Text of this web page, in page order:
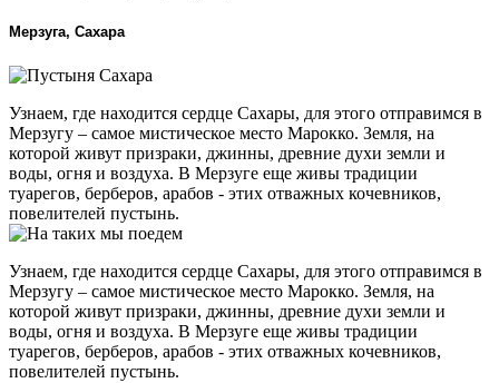
Мерзуга, Сахара
Узнаем, где находится сердце Сахары, для этого отправимся в
Мерзугу – самое мистическое место Марокко. Земля, на
которой живут призраки, джинны, древние духи земли и
воды, огня и воздуха. В Мерзуге еще живы традиции
туарегов, берберов, арабов - этих отважных кочевников,
повелителей пустынь.
Узнаем, где находится сердце Сахары, для этого отправимся в
Мерзугу – самое мистическое место Марокко. Земля, на
которой живут призраки, джинны, древние духи земли и
воды, огня и воздуха. В Мерзуге еще живы традиции
туарегов, берберов, арабов - этих отважных кочевников,
повелителей пустынь.